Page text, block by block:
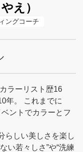
え）
ングコーチ
ラーリスト歴16
年。 これまでに
ントでカラーとフ
らしい美しさを楽し
い若々しさ”や“洗練